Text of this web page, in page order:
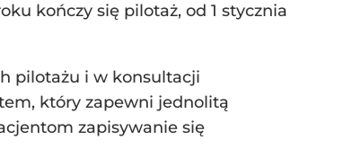
kończy się pilotaż, od 1 stycznia
pilotażu i w konsultacji
który zapewni jednolitą
zapisywanie się